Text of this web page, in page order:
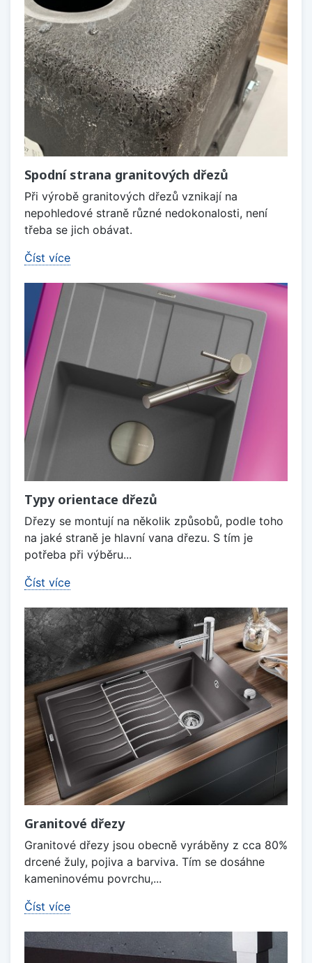
Spodní strana granitových dřezů
Při výrobě granitových dřezů vznikají na
nepohledové straně různé nedokonalosti, není
třeba se jich obávat.
Číst více
Typy orientace dřezů
Dřezy se montují na několik způsobů, podle toho
na jaké straně je hlavní vana dřezu. S tím je
potřeba při výběru...
Číst více
Granitové dřezy
Granitové dřezy jsou obecně vyráběny z cca 80%
drcené žuly, pojiva a barviva. Tím se dosáhne
kameninovému povrchu,...
Číst více